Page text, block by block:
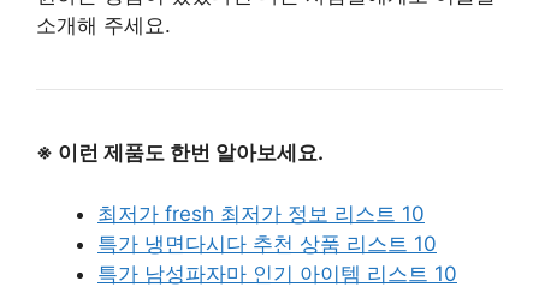
소개해 주세요.
※ 이런 제품도 한번 알아보세요.
최저가 fresh 최저가 정보 리스트 10
특가 냉면다시다 추천 상품 리스트 10
특가 남성파자마 인기 아이템 리스트 10